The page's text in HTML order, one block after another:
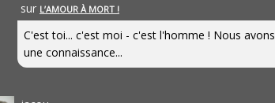
sur L’AMOUR À MORT !
C'est toi... c'est moi - c'est l'homme ! Nous avons
une connaissance...